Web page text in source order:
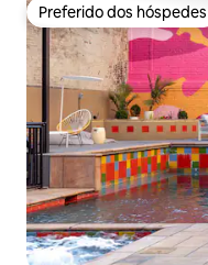
Preferido dos hóspedes
Preferido dos hóspedes